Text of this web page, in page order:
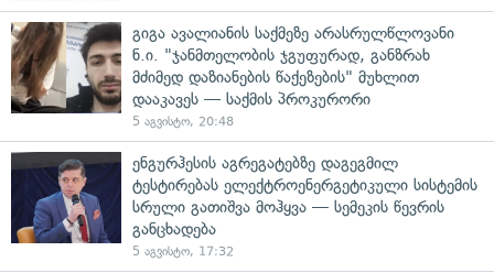
გიგა ავალიანის საქმეზე არასრულწლოვანი
ნ.ი. "ჯანმთელობის ჯგუფურად, განზრახ
მძიმედ დაზიანების წაქეზების" მუხლით
დააკავეს — საქმის პროკურორი
5 აგვისტო, 20:48
ენგურჰესის აგრეგატებზე დაგეგმილ
ტესტირებას ელექტროენერგეტიკული სისტემის
სრული გათიშვა მოჰყვა — სემეკის წევრის
განცხადება
5 აგვისტო, 17:32